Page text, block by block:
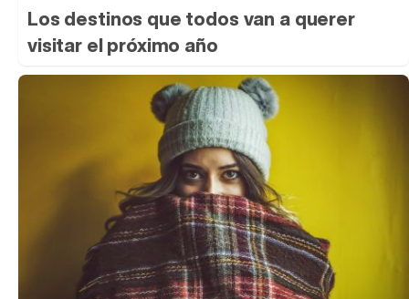
Los destinos que todos van a querer
visitar el próximo año